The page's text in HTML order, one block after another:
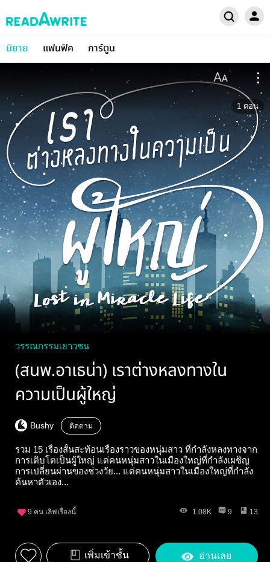
นิยาย แฟนฟิค การ์ตูน
1 ตอน
วรรณกรรมเยาวชน
(สนพ.อาเธน่า) เราต่างหลงทางใน
ความเป็นผู้ใหญ่
Bushy ติดตาม
รวม 15 เรื่องสั้นสะท้อนเรื่องราวของหนุ่มสาว ที่กำลังหลงทางจาก
การเติบโตเป็นผู้ใหญ่ แด่คนหนุ่มสาวในเมืองใหญ่ที่กำลังเผชิญ
การเปลี่ยนผ่านของช่วงวัย... แด่คนหนุ่มสาวในเมืองใหญ่ที่กำลัง
ค้นหาตัวเอง...
9 คน เลิฟเรื่องนี้ 1.08K 9 13
เพิ่มเข้าชั้น อ่านเลย